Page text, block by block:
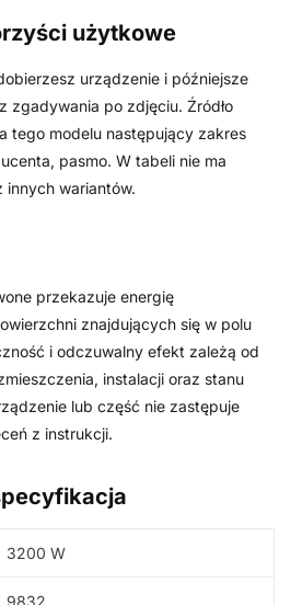
użytkowe
urządzenie i późniejsze
zgadywania po zdjęciu. Źródło
tego modelu następujący zakres
pasmo. W tabeli nie ma
innych wariantów.
przekazuje energię
znajdujących się w polu
i odczuwalny efekt zależą od
instalacji oraz stanu
lub część nie zastępuje
z instrukcji.
3200 W
9832